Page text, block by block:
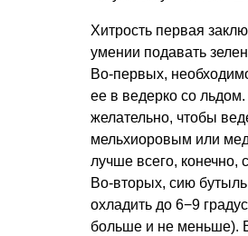
Хитрость первая
умении подавать
Во-первых,
ее в ведерко со
желательно, чтобы
мельхиоровым или
лучше всего, конечно,
Во-вторых, сию
охладить до 6−9
больше и не меньше).